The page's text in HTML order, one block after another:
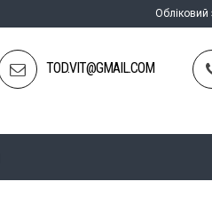
Обліковий
TOD.VIT@GMAIL.COM